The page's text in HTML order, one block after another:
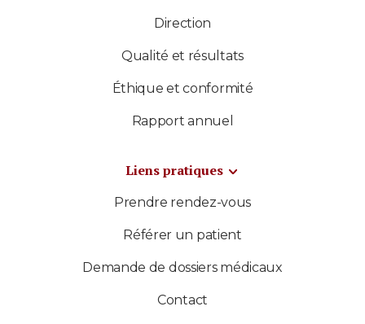
Direction
Qualité et résultats
Éthique et conformité
Rapport annuel
Liens pratiques
Prendre rendez-vous
Référer un patient
Demande de dossiers médicaux
Contact